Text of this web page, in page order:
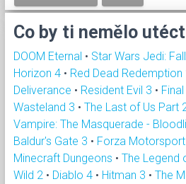
Co by ti nemělo utéct
DOOM Eternal • Star Wars Jedi:
Horizon 4 • Red Dead Redemption
Deliverance • Resident Evil 3 •
Wasteland 3 • The Last of Us Part
Vampire: The Masquerade -
Baldur's Gate 3 • Forza
Minecraft Dungeons • The Legend
Wild 2 • Diablo 4 • Hitman 3 • The